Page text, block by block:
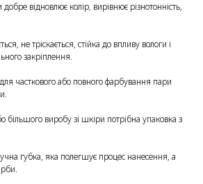
відновлює колір, вирівнює різнотонність,
не тріскається, стійка до впливу вологи і
закріплення.
часткового або повного фарбування пари
більшого виробу зі шкіри потрібна упаковка з
губка, яка полегшує процес нанесення, а